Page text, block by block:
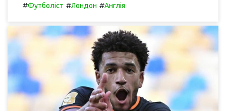
#Футболіст #Лондон #Англія